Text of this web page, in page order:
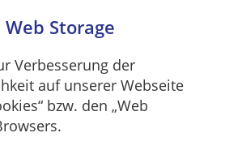
Storage
Verbesserung der
auf unserer Webseite
bzw. den „Web